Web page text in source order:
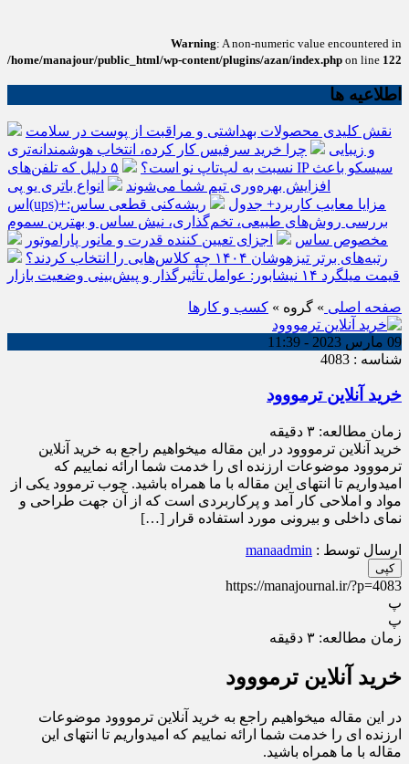
Warning: A non-numeric value encountered in
/home/manajour/public_html/wp-content/plugins/azan/index.php on line 122
اطلاعیه ها
نقش کلیدی محصولات بهداشتی و مراقبت از پوست در سلامت
و زیبایی
چرا خرید سرفیس کار کرده، انتخاب هوشمندانه‌تری
نسبت به لپ‌تاپ نو است؟
۵ دلیل که تلفن‌های IP سیسکو باعث
افزایش بهره‌وری تیم شما می‌شوند
انواع باتری یو پی
اس(ups)+مزایا معایب کاربرد+ جدول
ریشه‌کنی قطعی ساس:
بررسی روش‌های طبیعی، تخم‌گذاری، نیش ساس و بهترین سموم
مخصوص ساس
اجزای تعیین کننده قدرت و مانور پاراموتور
رتبه‌های برتر تیزهوشان ۱۴۰۴ چه کلاس‌هایی را انتخاب کردند؟
قیمت میلگرد ۱۴ نیشابور: عوامل تأثیرگذار و پیش‌بینی وضعیت بازار
صفحه اصلی » گروه » کسب و کارها
09 مارس 2023 - 11:39
شناسه : 4083
خرید آنلاین ترمووود
زمان مطالعه: ۳ دقیقه
خرید آنلاین ترمووود در این مقاله میخواهیم راجع به خرید آنلاین
ترمووود موضوعات ارزنده ای را خدمت شما ارائه نماییم که
امیدواریم تا انتهای این مقاله با ما همراه باشید. چوب ترموود یکی از
مواد و املاحی کار آمد و پرکاربردی است که از آن جهت طراحی و
نمای داخلی و بیرونی مورد استفاده قرار […]
ارسال توسط : manaadmin
کپی
https://manajournal.ir/?p=4083
پ
پ
زمان مطالعه: ۳ دقیقه
خرید آنلاین ترمووود
در این مقاله میخواهیم راجع به خرید آنلاین ترمووود موضوعات
ارزنده ای را خدمت شما ارائه نماییم که امیدواریم تا انتهای این
مقاله با ما همراه باشید.